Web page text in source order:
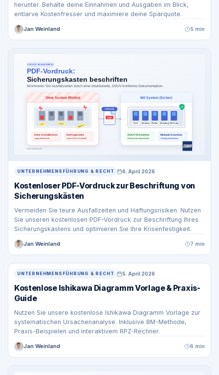
herunter. Behalte deine Einnahmen und Ausgaben im Blick,
entlarve Kostenfresser und maximiere deine Sparquote.
Jan Weinland 5 min
UNTERNEHMENSFÜHRUNG & RECHT 6. April 2026
Kostenloser PDF-Vordruck zur Beschriftung von
Sicherungskästen
Vermeiden Sie teure Ausfallzeiten und Haftungsrisiken. Nutzen
Sie unseren kostenlosen PDF-Vordruck zur Beschriftung Ihres
Sicherungskastens und optimieren Sie Ihre Krisenfestigkeit.
Jan Weinland 7 min
UNTERNEHMENSFÜHRUNG & RECHT 5. April 2026
Kostenlose Ishikawa Diagramm Vorlage & Praxis-
Guide
Nutzen Sie unsere kostenlose Ishikawa Diagramm Vorlage zur
systematischen Ursachenanalyse. Inklusive 8M-Methode,
Praxis-Beispielen und interaktivem RPZ-Rechner.
Jan Weinland 6 min